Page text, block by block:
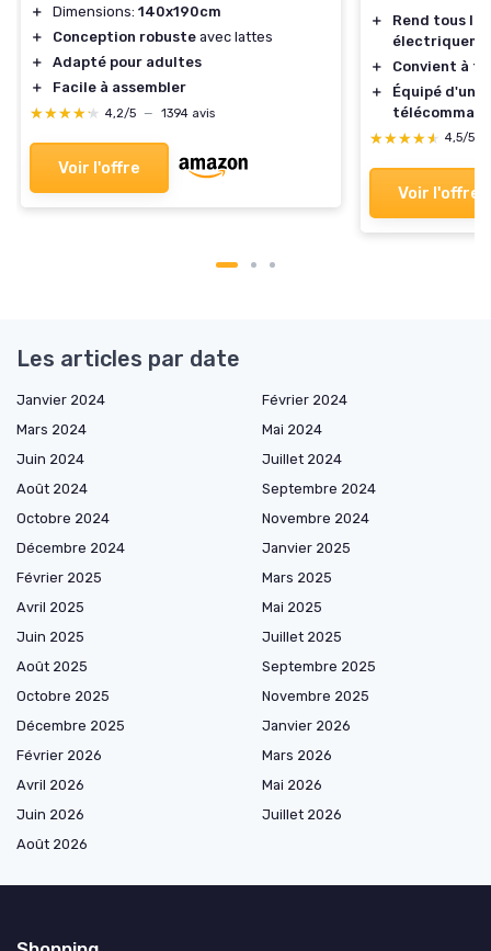
＋ Dimensions: 140x190cm
＋
Conception robuste avec lattes
＋
Adapté pour adultes
＋
Facile à assembler
★★★★★
★★★★★ 4,2/5 — 1394 avis
Voir l'offre
＋
Rend tous
＋
Convient à
＋
Équipé d'un
★★★★★
★★★★★ 4,5/5
Voir l'offre
Les articles par date
Janvier 2024
Février 2024
Mars 2024
Mai 2024
Juin 2024
Juillet 2024
Août 2024
Septembre 2024
Octobre 2024
Novembre 2024
Décembre 2024
Janvier 2025
Février 2025
Mars 2025
Avril 2025
Mai 2025
Juin 2025
Juillet 2025
Août 2025
Septembre 2025
Octobre 2025
Novembre 2025
Décembre 2025
Janvier 2026
Février 2026
Mars 2026
Avril 2026
Mai 2026
Juin 2026
Juillet 2026
Août 2026